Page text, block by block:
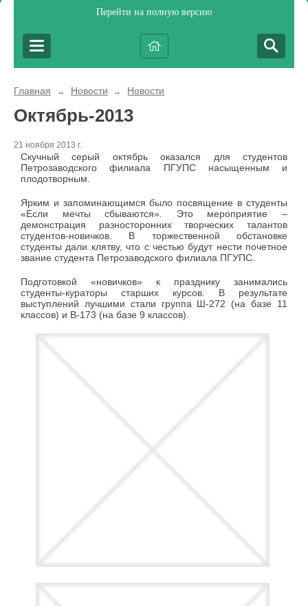
Перейти на полную версию
Главная → Новости → Новости
Октябрь-2013
21 ноября 2013 г.
Скучный серый октябрь оказался для студентов
Петрозаводского филиала ПГУПС насыщенным и
плодотворным.
Ярким и запоминающимся было посвящение в студенты
«Если мечты сбываются». Это мероприятие –
демонстрация разносторонних творческих талантов
студентов-новичков. В торжественной обстановке
студенты дали клятву, что с честью будут нести почетное
звание студента Петрозаводского филиала ПГУПС.
Подготовкой «новичков» к празднику занимались
студенты-кураторы старших курсов. В результате
выступлений лучшими стали группа Ш-272 (на базе 11
классов) и В-173 (на базе 9 классов).